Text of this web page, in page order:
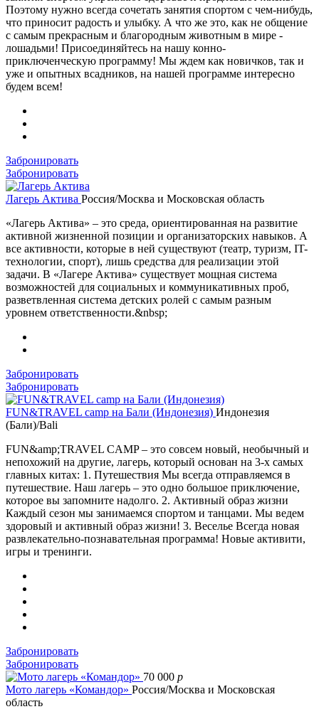
Поэтому нужно всегда сочетать занятия спортом с чем-нибудь,
что приносит радость и улыбку. А что же это, как не общение
с самым прекрасным и благородным животным в мире -
лошадьми! Присоединяйтесь на нашу конно-
приключенческую программу! Мы ждем как новичков, так и
уже и опытных всадников, на нашей программе интересно
будем всем!
Забронировать
Забронировать
Лагерь Актива Россия/Москва и Московская область
«Лагерь Актива» – это среда, ориентированная на развитие
активной жизненной позиции и организаторских навыков. А
все активности, которые в ней существуют (театр, туризм, IT-
технологии, спорт), лишь средства для реализации этой
задачи. В «Лагере Актива» существует мощная система
возможностей для социальных и коммуникативных проб,
разветвленная система детских ролей с самым разным
уровнем ответственности.&nbsp;
Забронировать
Забронировать
FUN&TRAVEL camp на Бали (Индонезия) Индонезия
(Бали)/Bali
FUN&amp;TRAVEL CAMP – это совсем новый, необычный и
непохожий на другие, лагерь, который основан на 3-х самых
главных китах: 1. Путешествия Мы всегда отправляемся в
путешествие. Наш лагерь – это одно большое приключение,
которое вы запомните надолго. 2. Активный образ жизни
Каждый сезон мы занимаемся спортом и танцами. Мы ведем
здоровый и активный образ жизни! 3. Веселье Всегда новая
развлекательно-познавательная программа! Новые активити,
игры и тренинги.
Забронировать
Забронировать
70 000 p
Мото лагерь «Командор» Россия/Москва и Московская
область